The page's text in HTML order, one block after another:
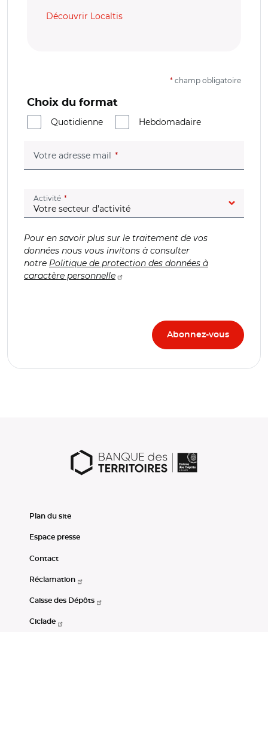
Découvrir Localtis
* champ obligatoire
Choix du format
Quotidienne
Hebdomadaire
Votre adresse mail (champ obligatoire)
Activité (champ obligatoire)
Pour en savoir plus sur le traitement de vos
données nous vous invitons à consulter
notre Politique de protection des données à
caractère personnelle
Plan du site
Espace presse
Contact
Réclamation
Caisse des Dépôts
Ciclade